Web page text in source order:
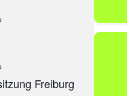
r
n
W
r
o
W
e
Freiburg